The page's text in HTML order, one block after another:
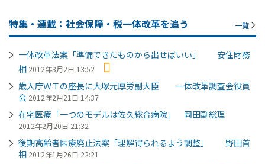
特集・連載：社会保障・税一体改革を追う 一覧
一体改革法案「準備できたものから出せばいい」 安住財務
相 2012年3月2日 13:52
歳入庁ＷＴの座長に大塚元厚労副大臣 一体改革調査会役員
会 2012年2月21日 14:37
在宅医療「一つのモデルは佐久総合病院」 岡田副総理
2012年2月20日 21:32
後期高齢者医療廃止法案「理解得られるよう調整」 野田首
相 2012年1月26日 22:21